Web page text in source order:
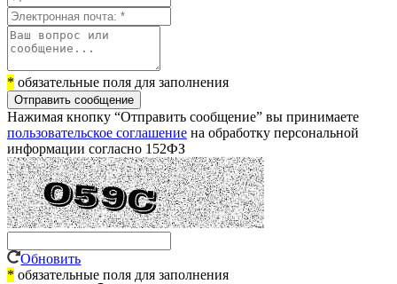
* обязательные поля для заполнения
Отправить сообщение
Нажимая кнопку “Отправить сообщение” вы принимаете
пользовательское соглашение на обработку персональной
информации согласно 152ФЗ
Обновить
* обязательные поля для заполнения